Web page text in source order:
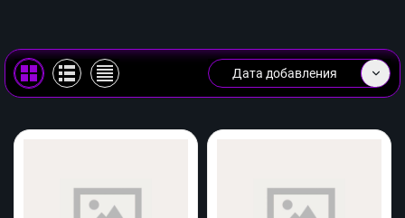
Дата добавления